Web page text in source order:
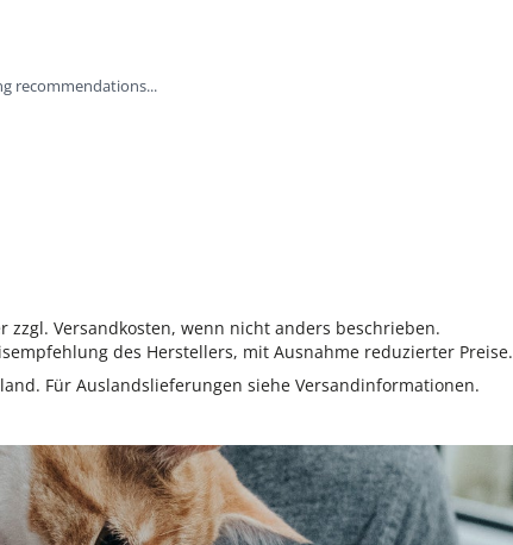
recommendations...
Versandkosten, wenn nicht anders beschrieben.
des Herstellers, mit Ausnahme reduzierter Preise.
Für Auslandslieferungen siehe Versandinformationen.